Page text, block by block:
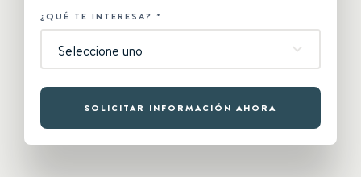
¿QUÉ TE INTERESA? *
Seleccione uno
SOLICITAR INFORMACIÓN AHORA